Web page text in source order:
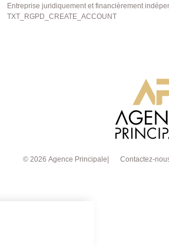
Entreprise juridiquement et financièrement
TXT_RGPD_CREATE_ACCOUNT
© 2026 Agence Principale Contactez-